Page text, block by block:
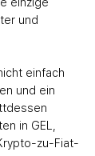
und
einfach
und ein
in GEL,
zu-Fiat-